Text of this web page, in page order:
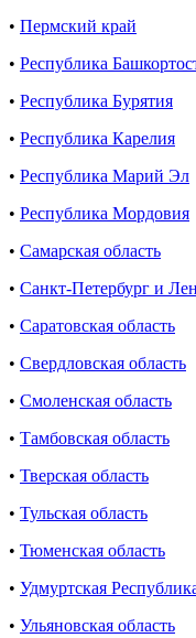
• Пермский край
• Республика
• Республика Бурятия
• Республика Карелия
• Республика Марий Эл
• Республика Мордовия
• Самарская область
• Санкт-Петербург и
• Саратовская область
• Свердловская область
• Смоленская область
• Тамбовская область
• Тверская область
• Тульская область
• Тюменская область
• Удмуртская
• Ульяновская область